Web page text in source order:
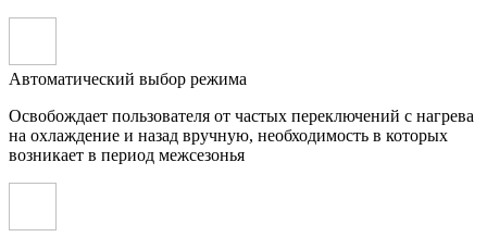
Автоматический выбор режима
Освобождает пользователя от частых переключений с нагрева
на охлаждение и назад вручную, необходимость в которых
возникает в период межсезонья